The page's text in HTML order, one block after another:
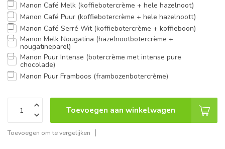
Manon Café Melk (koffiebotercrème + hele hazelnoot)
Manon Café Puur (koffiebotercrème + hele hazelnoott)
Manon Café Serré Wit (koffiebotercrème + koffieboon)
Manon Melk Nougatina (hazelnootbotercrème +
nougatineparel)
Manon Puur Intense (botercrème met intense pure
chocolade)
Manon Puur Framboos (frambozenbotercrème)
Toevoegen aan winkelwagen
Toevoegen om te vergelijken